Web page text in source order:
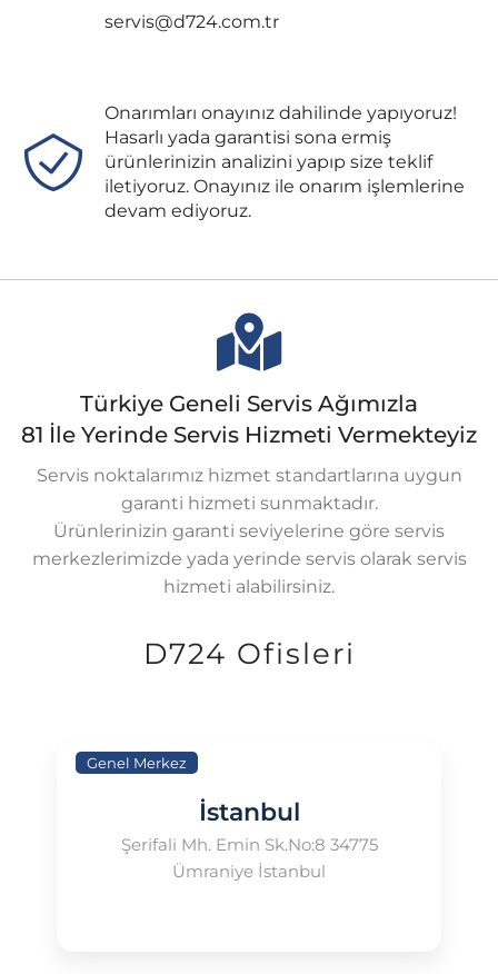
servis@d724.com.tr
Onarımları onayınız dahilinde yapıyoruz!
Hasarlı yada garantisi sona ermiş
ürünlerinizin analizini yapıp size teklif
iletiyoruz. Onayınız ile onarım işlemlerine
devam ediyoruz.
Türkiye Geneli Servis Ağımızla
81 İle Yerinde Servis Hizmeti Vermekteyiz
Servis noktalarımız hizmet standartlarına uygun
garanti hizmeti sunmaktadır.
Ürünlerinizin garanti seviyelerine göre servis
merkezlerimizde yada yerinde servis olarak servis
hizmeti alabilirsiniz.
D724 Ofisleri
Genel Merkez
İstanbul
Şerifali Mh. Emin Sk.No:8 34775
Ümraniye İstanbul